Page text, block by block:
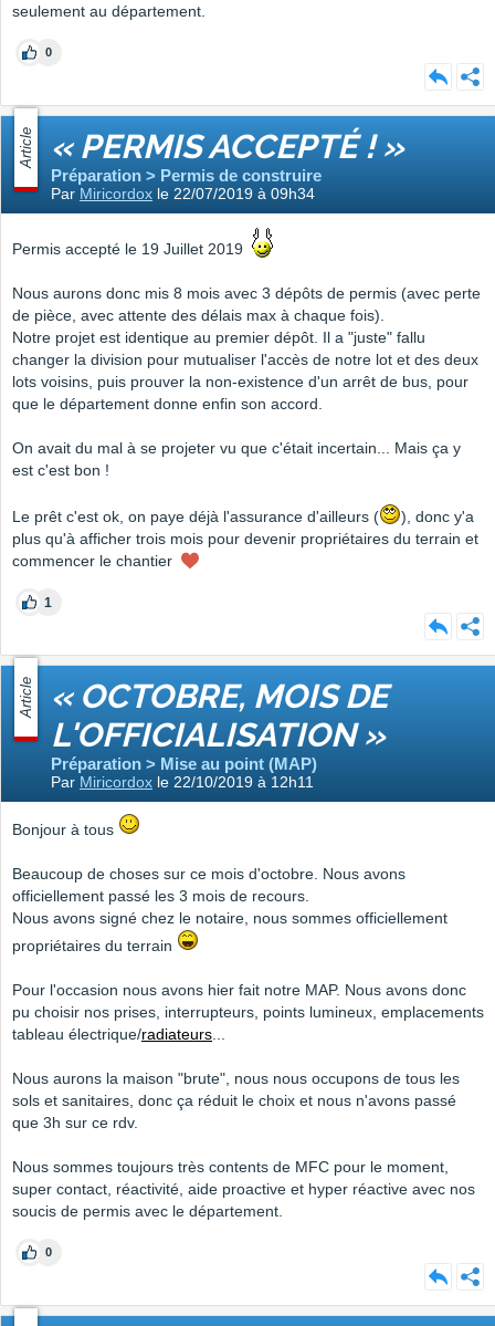
seulement au département.
0
Article « PERMIS ACCEPTÉ ! »
Préparation > Permis de construire
Par Miricordox le 22/07/2019 à 09h34
Permis accepté le 19 Juillet 2019
Nous aurons donc mis 8 mois avec 3 dépôts de permis (avec perte
de pièce, avec attente des délais max à chaque fois).
Notre projet est identique au premier dépôt. Il a "juste" fallu
changer la division pour mutualiser l'accès de notre lot et des deux
lots voisins, puis prouver la non-existence d'un arrêt de bus, pour
que le département donne enfin son accord.
On avait du mal à se projeter vu que c'était incertain... Mais ça y
est c'est bon !
Le prêt c'est ok, on paye déjà l'assurance d'ailleurs (
), donc y'a
plus qu'à afficher trois mois pour devenir propriétaires du terrain et
commencer le chantier
1
Article « OCTOBRE, MOIS DE
L'OFFICIALISATION »
Préparation > Mise au point (MAP)
Par Miricordox le 22/10/2019 à 12h11
Bonjour à tous
Beaucoup de choses sur ce mois d'octobre. Nous avons
officiellement passé les 3 mois de recours.
Nous avons signé chez le notaire, nous sommes officiellement
propriétaires du terrain
Pour l'occasion nous avons hier fait notre MAP. Nous avons donc
pu choisir nos prises, interrupteurs, points lumineux, emplacements
tableau électrique/radiateurs...
Nous aurons la maison "brute", nous nous occupons de tous les
sols et sanitaires, donc ça réduit le choix et nous n'avons passé
que 3h sur ce rdv.
Nous sommes toujours très contents de MFC pour le moment,
super contact, réactivité, aide proactive et hyper réactive avec nos
soucis de permis avec le département.
0